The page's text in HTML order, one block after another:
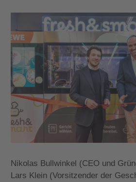
Nikolas Bullwinkel (CEO und
Lars Klein (Vorsitzender der